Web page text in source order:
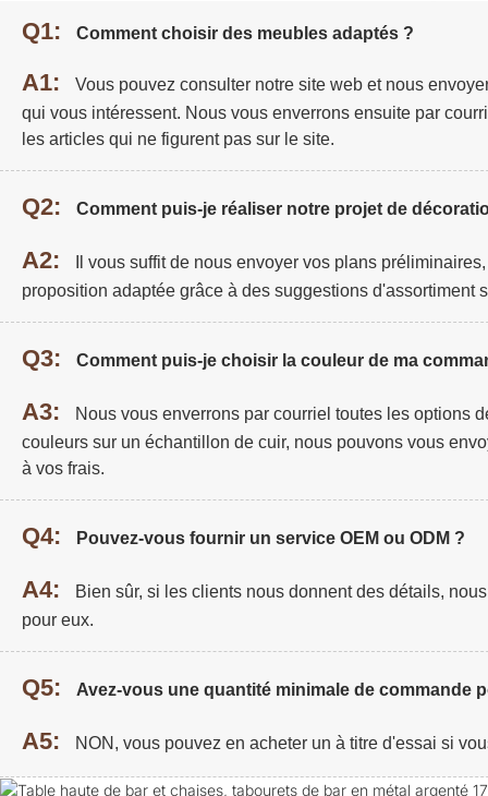
Q1: Comment choisir des meubles adaptés ?
A1:
Vous pouvez consulter notre site web et nous
qui vous intéressent. Nous vous enverrons ensuite par
les articles qui ne figurent pas sur le site.
Q2: Comment puis-je réaliser notre projet de
A2:
Il vous suffit de nous envoyer vos plans
proposition adaptée grâce à des suggestions d'assortiment
Q3: Comment puis-je choisir la couleur de ma
A3:
Nous vous enverrons par courriel toutes les options
couleurs sur un échantillon de cuir, nous pouvons vous
à vos frais.
Q4: Pouvez-vous fournir un service OEM ou ODM ?
A4:
Bien sûr, si les clients nous donnent des détails,
pour eux.
Q5: Avez-vous une quantité minimale de commande
A5: NON, vous pouvez en acheter un à titre d'essai si